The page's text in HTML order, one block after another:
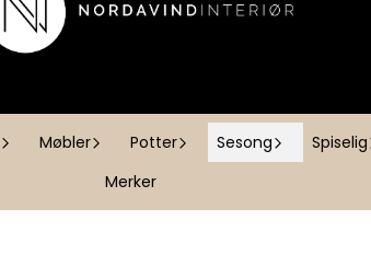
Møbler Potter Sesong Spiselig
Merker